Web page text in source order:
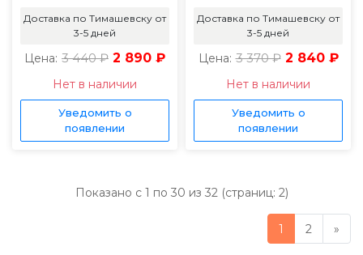
Доставка по Тимашевску от
3-5 дней
Цена: 3 440 ₽ 2 890 ₽
Нет в наличии
Уведомить о
появлении
Доставка по Тимашевску от
3-5 дней
Цена: 3 370 ₽ 2 840 ₽
Нет в наличии
Уведомить о
появлении
Показано с 1 по 30 из 32 (страниц: 2)
1 2 »